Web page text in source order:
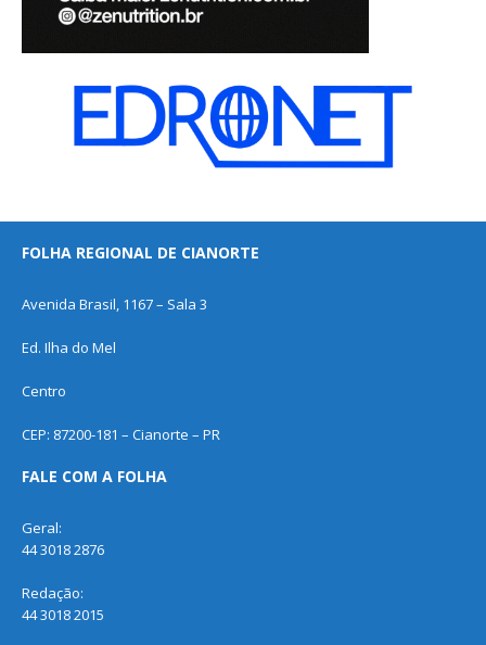
FOLHA REGIONAL DE CIANORTE
Avenida Brasil, 1167 – Sala 3
Ed. Ilha do Mel
Centro
CEP: 87200-181 – Cianorte – PR
FALE COM A FOLHA
Geral:
44 3018 2876
Redação:
44 3018 2015